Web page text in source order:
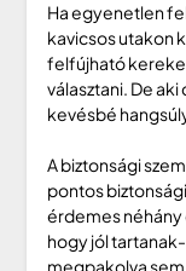
Ha egyenetlen
kavicsos utakon
felfújható
választani. De
kevésbé
A biztonsági
pontos
érdemes
hogy jól
megpakolva